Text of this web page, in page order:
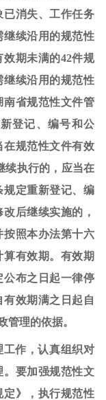
消失、工作任务
继续沿用的规范性
期未满的42件规
续沿用的规范性
省规范性文件管
登记、编号和公
规范性文件有效
续执行的，应当在
规定重新登记、编
后继续实施的，
按照本办法第十六
有效期。有效期
公布之日起一律停
效期满之日起自
管理的依据。
作，认真组织对
要加强规范性文
》，执行规范性